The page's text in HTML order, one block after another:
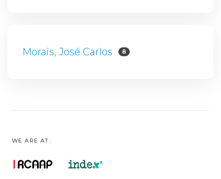
Morais, José Carlos 8
WE ARE AT: